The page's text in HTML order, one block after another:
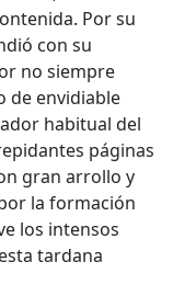
Por su
con su
no siempre
de envidiable
habitual del
páginas
gran arrollo y
la formación
los intensos
tardana